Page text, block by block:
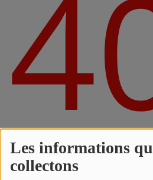
Les informations
collectons
GRILLE DES PROGRAMMES
C'ÉTAIT QUOI CE TITRE ?
NOS PROGRAMMES COURTS
ARCHIVES - SAISONS PASSÉES